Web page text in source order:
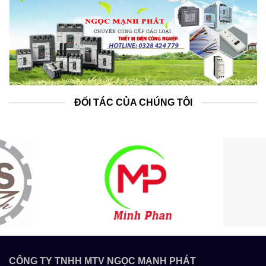
ĐỐI TÁC CỦA CHÚNG TÔI
CÔNG TY TNHH MTV NGỌC MẠNH PHÁT